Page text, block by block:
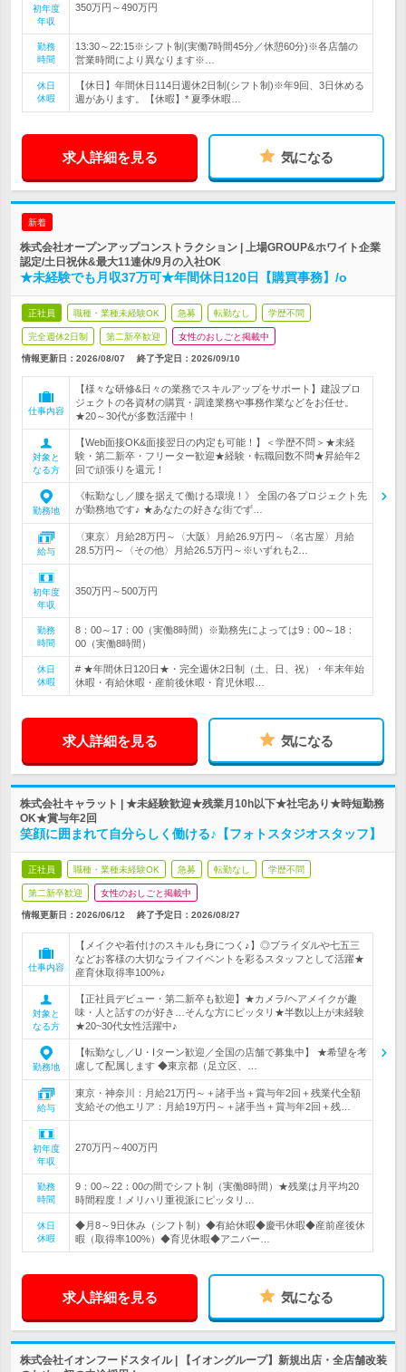
初年度
年収
350万円～490万円
勤務
時間
13:30～22:15※シフト制(実働7時間45分／休憩60分)※各店舗の
営業時間により異なります※…
休日
休暇
【休日】年間休日114日週休2日制(シフト制)※年9回、3日休める
週があります。【休暇】* 夏季休暇…
求人詳細を見る 気になる
新着
株式会社オープンアップコンストラクション | 上場GROUP&ホワイト企業
認定/土日祝休&最大11連休/9月の入社OK
★未経験でも月収37万可★年間休日120日【購買事務】/o
正社員 職種・業種未経験OK 急募 転勤なし 学歴不問
完全週休2日制 第二新卒歓迎 女性のおしごと掲載中
情報更新日：2026/08/07 終了予定日： 2026/09/10
仕事内容
【様々な研修&日々の業務でスキルアップをサポート】建設プロ
ジェクトの各資材の購買・調達業務や事務作業などをお任せ。
★20～30代が多数活躍中！
対象と
なる方
【Web面接OK&面接翌日の内定も可能！】＜学歴不問＞★未経
験・第二新卒・フリーター歓迎★経験・転職回数不問★昇給年2
回で頑張りを還元！
勤務地
《転勤なし／腰を据えて働ける環境！》 全国の各プロジェクト先
が勤務地です♪ ★あなたの好きな街でず…
給与
〈東京〉月給28万円～〈大阪〉月給26.9万円～〈名古屋〉月給
28.5万円～〈その他〉月給26.5万円～※いずれも2…
初年度
年収
350万円～500万円
勤務
時間
8：00～17：00（実働8時間）※勤務先によっては9：00～18：
00（実働8時間）
休日
休暇
# ★年間休日120日★・完全週休2日制（土、日、祝）・年末年始
休暇・有給休暇・産前後休暇・育児休暇…
求人詳細を見る 気になる
株式会社キャラット | ★未経験歓迎★残業月10h以下★社宅あり★時短勤務
OK★賞与年2回
笑顔に囲まれて自分らしく働ける♪【フォトスタジオスタッフ】
正社員 職種・業種未経験OK 急募 転勤なし 学歴不問
第二新卒歓迎 女性のおしごと掲載中
情報更新日：2026/06/12 終了予定日： 2026/08/27
仕事内容
【メイクや着付けのスキルも身につく♪】◎ブライダルや七五三
などお客様の大切なライフイベントを彩るスタッフとして活躍★
産育休取得率100%♪
対象と
なる方
【正社員デビュー・第二新卒も歓迎】★カメラ/ヘアメイクが趣
味・人と話すのが好き…そんな方にピッタリ★半数以上が未経験
★20~30代女性活躍中♪
勤務地
【転勤なし／U・Iターン歓迎／全国の店舗で募集中】 ★希望を考
慮して配属します ◆東京都（足立区、…
給与
東京・神奈川：月給21万円～＋諸手当＋賞与年2回＋残業代全額
支給その他エリア：月給19万円～＋諸手当＋賞与年2回＋残…
初年度
年収
270万円～400万円
勤務
時間
9：00～22：00の間でシフト制（実働8時間）★残業は月平均20
時間程度！メリハリ重視派にピッタリ…
休日
休暇
◆月8～9日休み（シフト制）◆有給休暇◆慶弔休暇◆産前産後休
暇（取得率100%）◆育児休暇◆アニバー…
求人詳細を見る 気になる
株式会社イオンフードスタイル | 【イオングループ】新規出店・全店舗改装